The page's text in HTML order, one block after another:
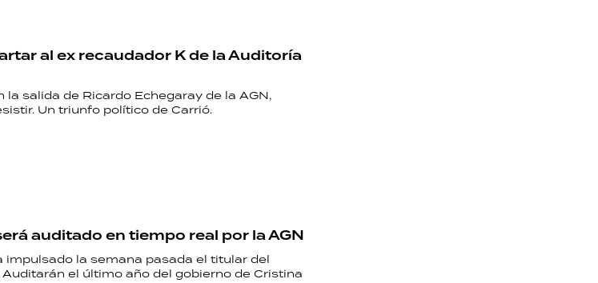
al ex recaudador K de la Auditoría
salida de Ricardo Echegaray de la AGN,
Un triunfo político de Carrió.
auditado en tiempo real por la AGN
impulsado la semana pasada el titular del
el último año del gobierno de Cristina